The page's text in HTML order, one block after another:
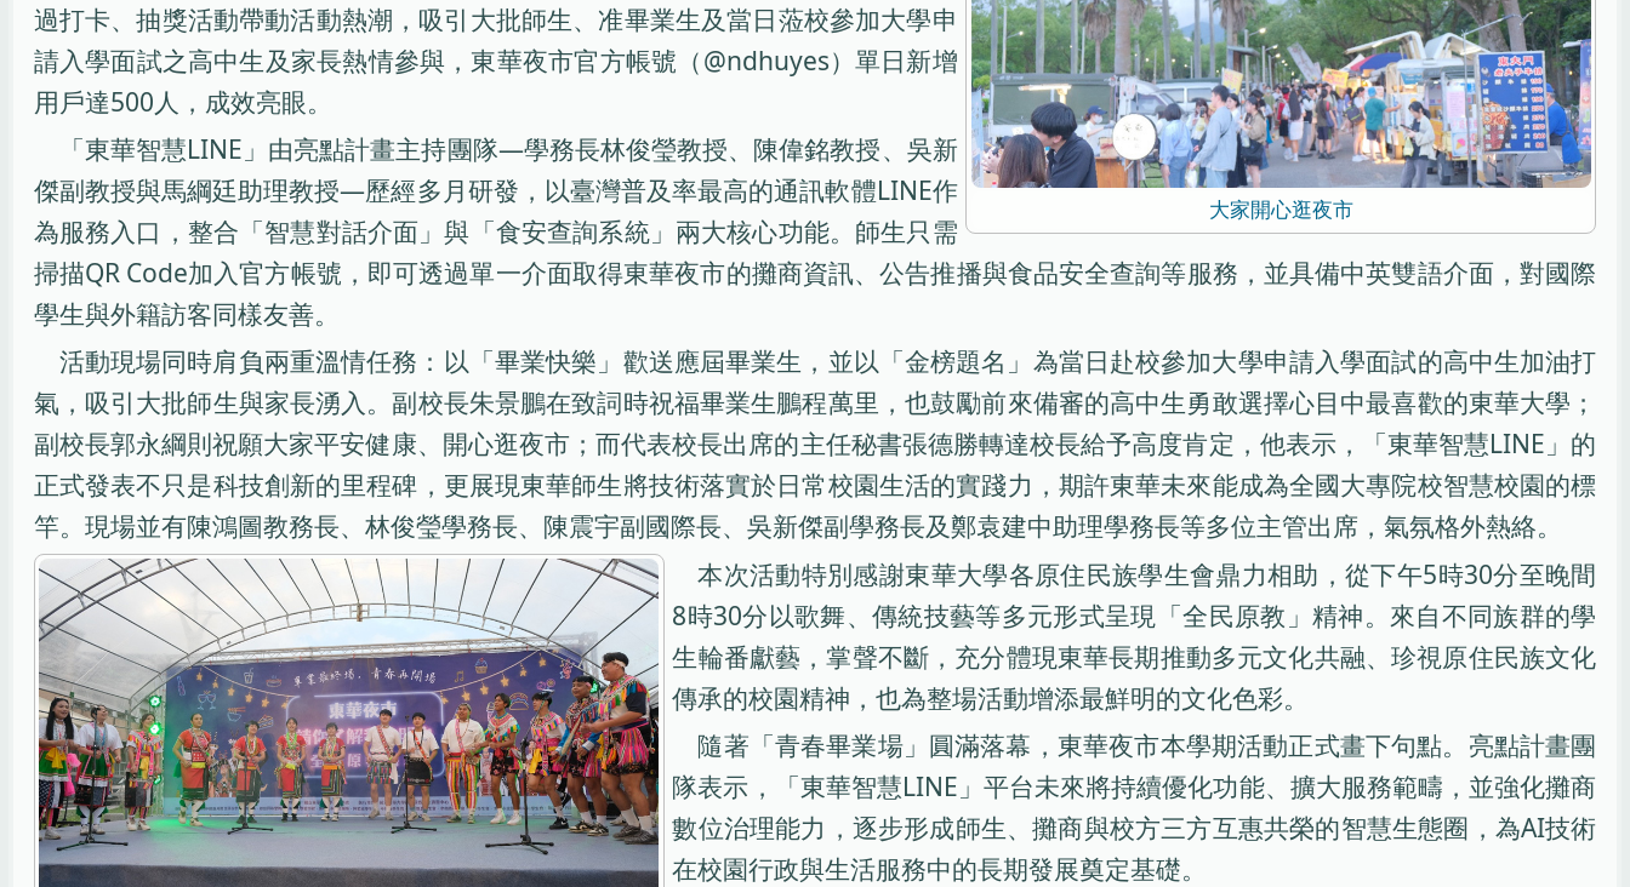
大家開心逛夜市
過打卡、抽獎活動帶動活動熱潮，吸引大批師生、准畢業生及當日蒞校參加大學申
請入學面試之高中生及家長熱情參與，東華夜市官方帳號（@ndhuyes）單日新增
用戶達500人，成效亮眼。
「東華智慧LINE」由亮點計畫主持團隊—學務長林俊瑩教授、陳偉銘教授、吳新
傑副教授與馬綱廷助理教授—歷經多月研發，以臺灣普及率最高的通訊軟體LINE作
為服務入口，整合「智慧對話介面」與「食安查詢系統」兩大核心功能。師生只需
掃描QR Code加入官方帳號，即可透過單一介面取得東華夜市的攤商資訊、公告推播與食品安全查詢等服務，並具備中英雙語介面，對國際
學生與外籍訪客同樣友善。
活動現場同時肩負兩重溫情任務：以「畢業快樂」歡送應屆畢業生，並以「金榜題名」為當日赴校參加大學申請入學面試的高中生加油打
氣，吸引大批師生與家長湧入。副校長朱景鵬在致詞時祝福畢業生鵬程萬里，也鼓勵前來備審的高中生勇敢選擇心目中最喜歡的東華大學；
副校長郭永綱則祝願大家平安健康、開心逛夜市；而代表校長出席的主任秘書張德勝轉達校長給予高度肯定，他表示，「東華智慧LINE」的
正式發表不只是科技創新的里程碑，更展現東華師生將技術落實於日常校園生活的實踐力，期許東華未來能成為全國大專院校智慧校園的標
竿。現場並有陳鴻圖教務長、林俊瑩學務長、陳震宇副國際長、吳新傑副學務長及鄭袁建中助理學務長等多位主管出席，氣氛格外熱絡。
本次活動特別感謝東華大學各原住民族學生會鼎力相助，從下午5時30分至晚間
8時30分以歌舞、傳統技藝等多元形式呈現「全民原教」精神。來自不同族群的學
生輪番獻藝，掌聲不斷，充分體現東華長期推動多元文化共融、珍視原住民族文化
傳承的校園精神，也為整場活動增添最鮮明的文化色彩。
隨著「青春畢業場」圓滿落幕，東華夜市本學期活動正式畫下句點。亮點計畫團
隊表示，「東華智慧LINE」平台未來將持續優化功能、擴大服務範疇，並強化攤商
數位治理能力，逐步形成師生、攤商與校方三方互惠共榮的智慧生態圈，為AI技術
在校園行政與生活服務中的長期發展奠定基礎。